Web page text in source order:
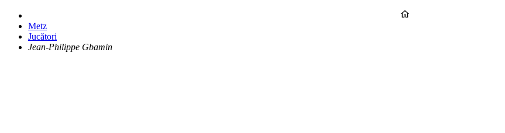
Metz
Jucători
Jean-Philippe Gbamin